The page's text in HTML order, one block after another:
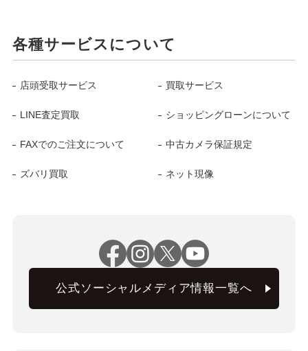
各種サービスについて
店頭受取サービス 買取サービス
LINE査定買取 ショッピングローンについて
FAXでのご注文について 中古カメラ保証規定
ズバリ買取 ネット現像
公式ソーシャルメディア情報一覧へ